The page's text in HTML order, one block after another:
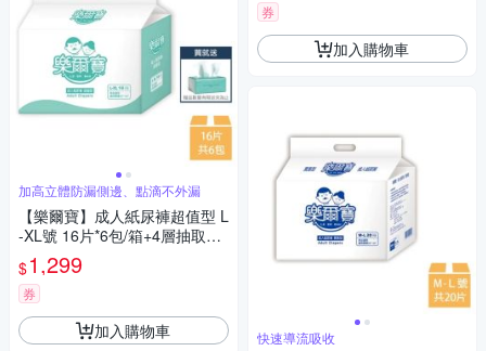
加高立體防漏側邊、點滴不外漏
【樂爾寶】成人紙尿褲超值型 L
-XL號 16片*6包/箱+4層抽取衛
生紙*2包
$1,299
券
加入購物車
券
加入購物車
快速導流吸收